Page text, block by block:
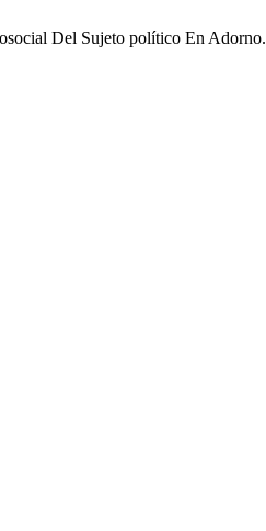
Del Sujeto político En Adorno.